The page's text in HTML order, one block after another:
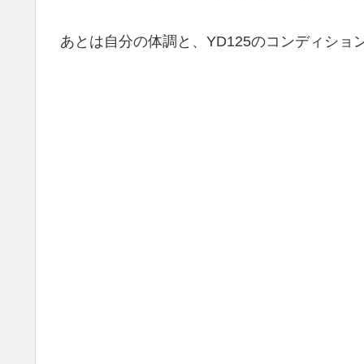
あとは自分の体調と、YD125のコンディショ